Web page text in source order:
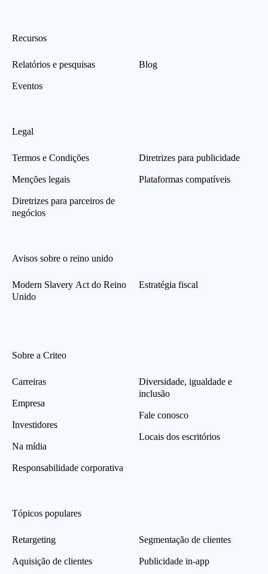
Recursos
Relatórios e pesquisas
Eventos
Blog
Legal
Termos e Condições
Menções legais
Diretrizes para parceiros de
negócios
Diretrizes para publicidade
Plataformas compatíveis
Avisos sobre o reino unido
Modern Slavery Act do Reino
Unido
Estratégia fiscal
Sobre a Criteo
Carreiras
Empresa
Investidores
Na mídia
Responsabilidade corporativa
Diversidade, igualdade e
inclusão
Fale conosco
Locais dos escritórios
Tópicos populares
Retargeting
Aquisição de clientes
Segmentação de clientes
Publicidade in-app